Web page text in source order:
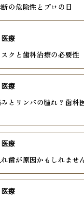
の危険性とプロの目
クと歯科治療の必要性
医療
とリンパの腫れ？歯科
医療
歯が原因かもしれませ
医療
医療